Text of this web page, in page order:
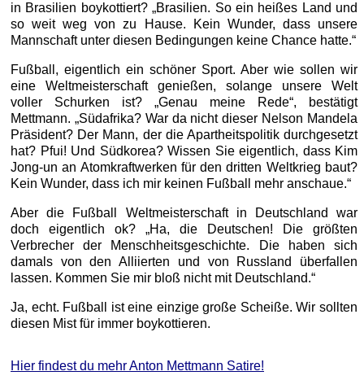
in Brasilien boykottiert? „Brasilien. So ein heißes Land und
so weit weg von zu Hause. Kein Wunder, dass unsere
Mannschaft unter diesen Bedingungen keine Chance hatte.“
Fußball, eigentlich ein schöner Sport. Aber wie sollen wir
eine Weltmeisterschaft genießen, solange unsere Welt
voller Schurken ist? „Genau meine Rede“, bestätigt
Mettmann. „Südafrika? War da nicht dieser Nelson Mandela
Präsident? Der Mann, der die Apartheitspolitik durchgesetzt
hat? Pfui! Und Südkorea? Wissen Sie eigentlich, dass Kim
Jong-un an Atomkraftwerken für den dritten Weltkrieg baut?
Kein Wunder, dass ich mir keinen Fußball mehr anschaue.“
Aber die Fußball Weltmeisterschaft in Deutschland war
doch eigentlich ok? „Ha, die Deutschen! Die größten
Verbrecher der Menschheitsgeschichte. Die haben sich
damals von den Alliierten und von Russland überfallen
lassen. Kommen Sie mir bloß nicht mit Deutschland.“
Ja, echt. Fußball ist eine einzige große Scheiße. Wir sollten
diesen Mist für immer boykottieren.
Hier findest du mehr Anton Mettmann Satire!